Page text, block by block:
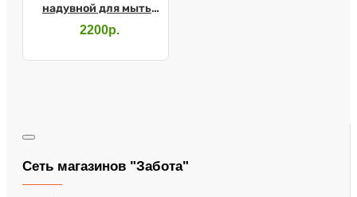
надувной для мытья
головы 61016
2200р.
Сеть магазинов "Забота"